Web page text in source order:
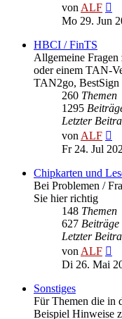
vonALF
Mo 29. Jun
HBCI / FinTS
Allgemeine
oder einem TAN-
TAN2go, BestSign
260 Themen
1295
Letzter
vonALF
Fr 24. Jul
Chipkarten und
Bei Problemen /
Sie hier richtig
148 Themen
627 Beiträge
Letzter
vonALF
Di 26. Mai
Sonstiges
Für Themen die in
Beispiel Hinweise